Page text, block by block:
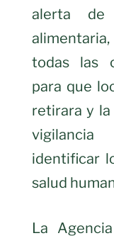
alerta
todas las
para que
retirara y
identificar
salud
La